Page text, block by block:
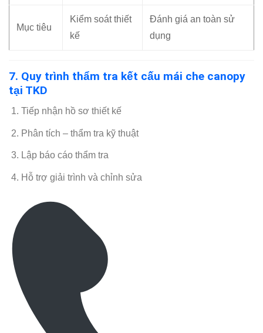
Mục tiêu
Kiểm soát thiết
kế
Đánh giá an toàn sử
dụng
7. Quy trình thẩm tra kết cấu mái che canopy
tại TKD
Tiếp nhận hồ sơ thiết kế
Phân tích – thẩm tra kỹ thuật
Lập báo cáo thẩm tra
Hỗ trợ giải trình và chỉnh sửa